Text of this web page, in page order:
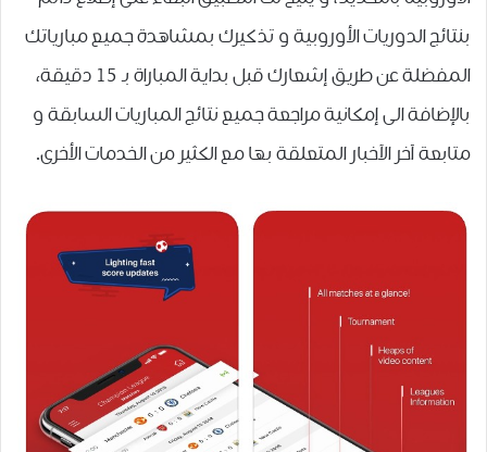
بنتائج الدوريات الأوروبية و تذكيرك بمشاهدة جميع مبارياتك
المفضلة عن طريق إشعارك قبل بداية المباراة بـ 15 دقيقة،
بالإضافة الى إمكانية مراجعة جميع نتائج المباريات السابقة و
متابعة آخر الآخبار المتعلقة بها مع الكثير من الخدمات الأخرى.